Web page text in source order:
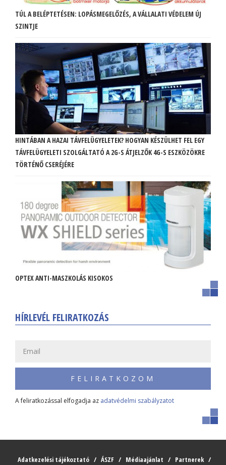
TÚL A BELÉPTETÉSEN: LOPÁSMEGELŐZÉS, A VÁLLALATI VÉDELEM ÚJ
SZINTJE
HINTÁBAN A HAZAI TÁVFELÜGYELETEK? HOGYAN KÉSZÜLHET FEL EGY
TÁVFELÜGYELETI SZOLGÁLTATÓ A 2G-S ÁTJELZŐK 4G-S ESZKÖZÖKRE
TÖRTÉNŐ CSERÉJÉRE
OPTEX ANTI-MASZKOLÁS KISOKOS
HÍRLEVÉL FELIRATKOZÁS
FELIRATKOZOM
A feliratkozással elfogadja az adatvédelmi szabályzatot
Adatkezelési tájékoztató ÁSZF Médiaajánlat
Partnerek